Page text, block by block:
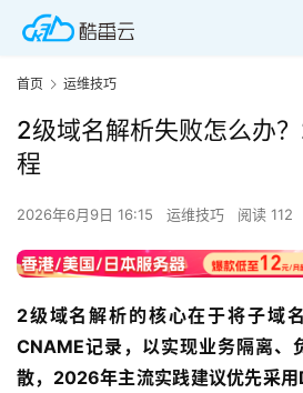
首页 运维技巧
2级域名解析失败怎么办
程
2026年6月9日 16:15 运维技巧 阅读 112
2级域名解析的核心在于将子域
CNAME记录，以实现业务隔离、
散，2026年主流实践建议优先采